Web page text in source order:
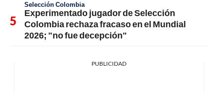
Selección Colombia
Experimentado jugador de Selección
Colombia rechaza fracaso en el Mundial
2026; "no fue decepción"
PUBLICIDAD